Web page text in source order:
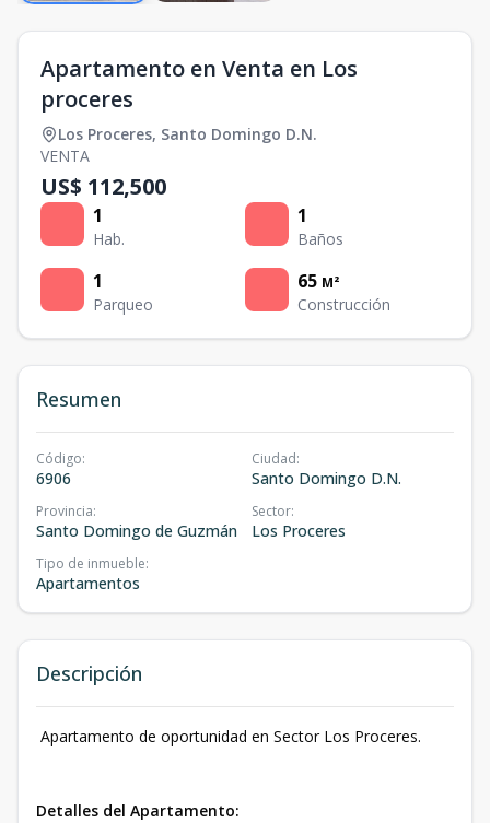
Apartamento en Venta en Los
proceres
Los Proceres, Santo Domingo D.N.
VENTA
US$ 112,500
1
Hab.
1
Baños
1
Parqueo
65 M²
Construcción
Resumen
Código:
6906
Ciudad:
Santo Domingo D.N.
Provincia:
Santo Domingo de Guzmán
Sector:
Los Proceres
Tipo de inmueble:
Apartamentos
Descripción
Apartamento de oportunidad en Sector Los Proceres.
Detalles del Apartamento: